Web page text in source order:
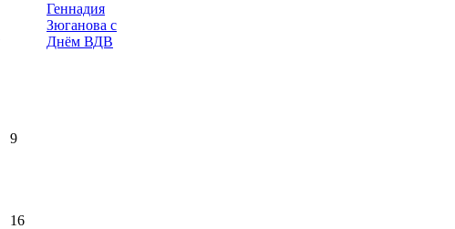
Геннадия
Зюганова с
Днём ВДВ
9
16